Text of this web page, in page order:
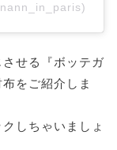
せる『ボッテガ
をご紹介しま
しちゃいましょ